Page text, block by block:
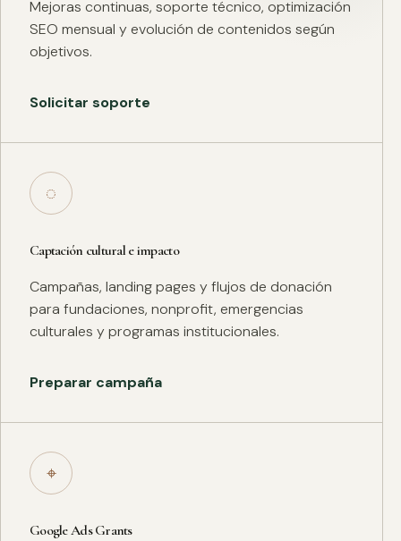
Mejoras continuas, soporte técnico, optimización
SEO mensual y evolución de contenidos según
objetivos.
Solicitar soporte
◌
Captación cultural e impacto
Campañas, landing pages y flujos de donación
para fundaciones, nonprofit, emergencias
culturales y programas institucionales.
Preparar campaña
⌖
Google Ads Grants